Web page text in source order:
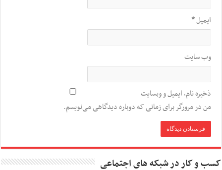
ایمیل*
وب‌ سایت
ذخیره نام، ایمیل و وبسایت
من در مرورگر برای زمانی که دوباره دیدگاهی می‌نویسم.
کسب و کار در شبکه های اجتماعی